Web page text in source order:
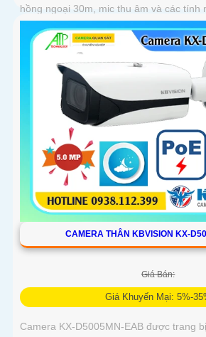
hồng ngoại 30m, mic thu âm và các tính
như phát hiện chuyển động, nâng cao
CAMERA THÂN KBVISION KX-
Giá Bán:
Giá Khuyến Mại: 5%-
Camera KX-D5005MN-EAB được trang